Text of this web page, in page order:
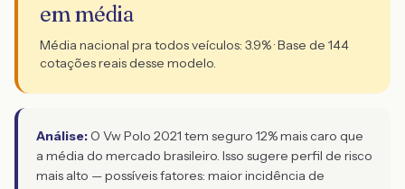
em média
Média nacional pra todos veículos: 3.9% · Base de 144
cotações reais desse modelo.
Análise: O Vw Polo 2021 tem seguro 12% mais caro que
a média do mercado brasileiro. Isso sugere perfil de risco
mais alto — possíveis fatores: maior incidência de